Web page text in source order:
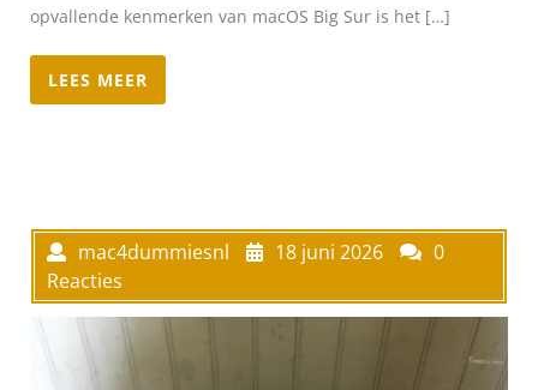
opvallende kenmerken van macOS Big Sur is het […]
LEES MEER
mac4dummiesnl 18 juni 2026
0
Reacties